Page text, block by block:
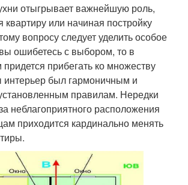
отыгрывает важнейшую роль,
или начиная постройку
вопросу следует уделить особое
ошибетесь с выбором, то в
прибегать ко множеству
интерьер был гармоничным и
правилам. Нередки
неблагоприятного расположения
приходится кардинально менять